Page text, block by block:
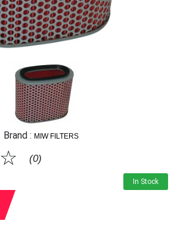
Brand : MIW FILTERS
☆ (0)
In Stock